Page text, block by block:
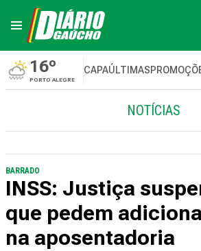
16º
PORTO ALEGRE
CAPAÚLTIMAS
NOTÍCIAS
BARRADO
INSS: Justiça
que pedem
na aposentadoria